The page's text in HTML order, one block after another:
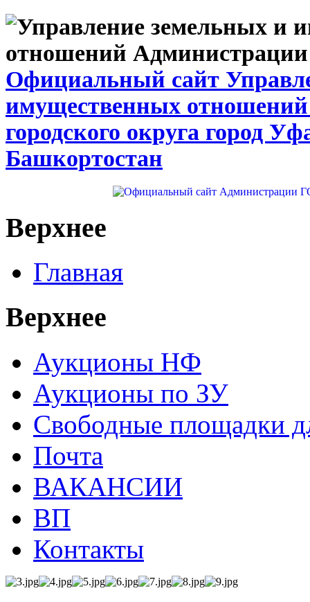
Официальный сайт
имущественных
городского округа город
Башкортостан
Верхнее
Главная
Верхнее
Аукционы НФ
Аукционы по ЗУ
Свободные площадки
Почта
ВАКАНСИИ
ВП
Контакты